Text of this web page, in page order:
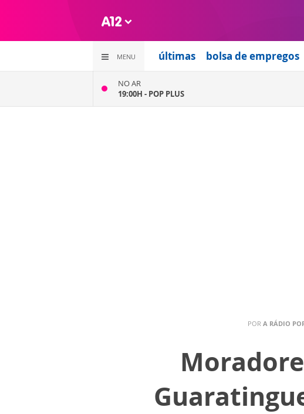
MENU últimas bolsa de empregos
NO AR
19:00H - POP PLUS
POR A RÁDIO